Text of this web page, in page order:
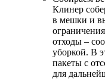
Клинер
в мешки и
отходы –
уборкой. В
пакеты с
для